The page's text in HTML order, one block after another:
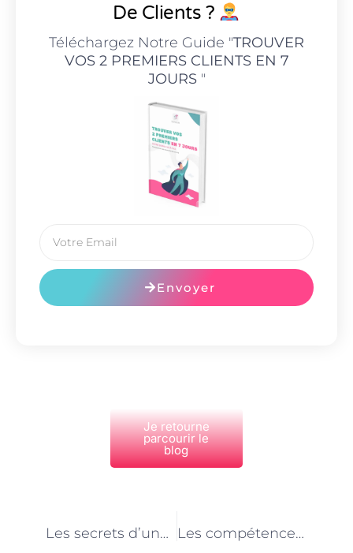
De Clients ?
Téléchargez Notre Guide "TROUVER
VOS 2 PREMIERS CLIENTS EN 7
JOURS"
Envoyer
Je retourne
parcourir le
blog
Les secrets d’une rédaction efficace pour le web en tant qu’assistant(e) de communication à Paris Les compétences en relations publiques essentielles pour les assistant(e)s de communication à Paris